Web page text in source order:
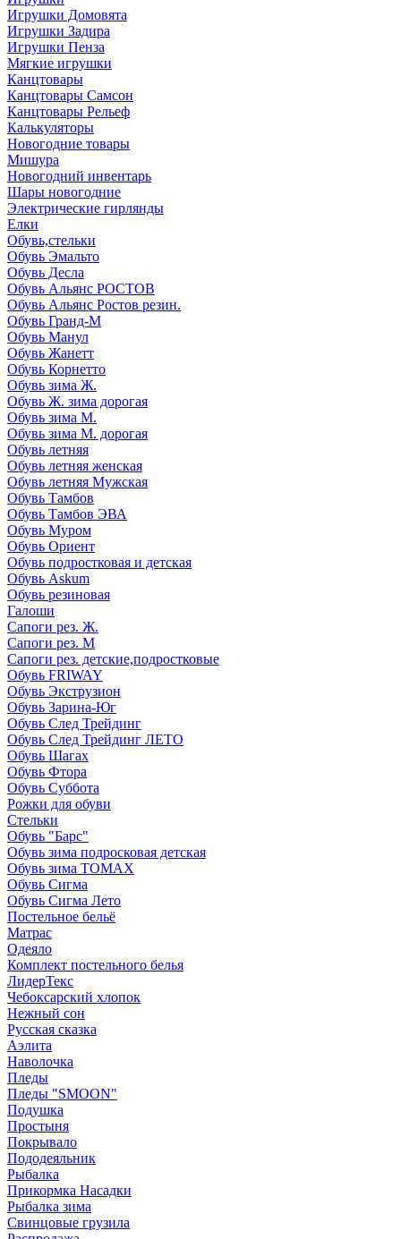
Игрушки Домовята
Игрушки Задира
Игрушки Пенза
Мягкие игрушки
Канцтовары
Канцтовары Самсон
Канцтовары Рельеф
Калькуляторы
Новогодние товары
Мишура
Новогодний инвентарь
Шары новогодние
Электрические гирлянды
Елки
Обувь,стельки
Обувь Эмальто
Обувь Десла
Обувь Альянс РОСТОВ
Обувь Альянс Ростов резин.
Обувь Гранд-М
Обувь Манул
Обувь Жанетт
Обувь Корнетто
Обувь зима Ж.
Обувь Ж. зима дорогая
Обувь зима М.
Обувь зима М. дорогая
Обувь летняя
Обувь летняя женская
Обувь летняя Мужская
Обувь Тамбов
Обувь Тамбов ЭВА
Обувь Муром
Обувь Ориент
Обувь подростковая и детская
Обувь Askum
Обувь резиновая
Галоши
Сапоги рез. Ж.
Сапоги рез. М
Сапоги рез. детские,подростковые
Обувь FRIWAY
Обувь Экструзион
Обувь Зарина-Юг
Обувь След Трейдинг
Обувь След Трейдинг ЛЕТО
Обувь Шагах
Обувь Фтора
Обувь Суббота
Рожки для обуви
Стельки
Обувь "Барс"
Обувь зима подросковая детская
Обувь зима ТОМАХ
Обувь Сигма
Обувь Сигма Лето
Постельное бельё
Матрас
Одеяло
Комплект постельного белья
ЛидерТекс
Чебоксарский хлопок
Нежный сон
Русская сказка
Аэлита
Наволочка
Пледы
Пледы "SMOON"
Подушка
Простыня
Покрывало
Пододеяльник
Рыбалка
Прикормка Насадки
Рыбалка зима
Свинцовые грузила